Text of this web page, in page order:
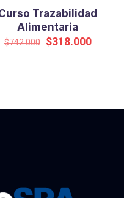
Trazabilidad
Alimentaria
$742.000 El
$318.000El